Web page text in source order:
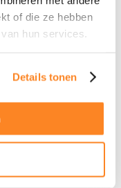
of die ze hebben
hun services.
Details tonen
echte